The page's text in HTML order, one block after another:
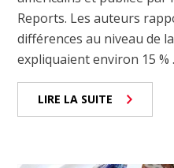
Reports. Les auteurs
différences au niveau de
expliquaient environ 15 %
LIRE LA SUITE